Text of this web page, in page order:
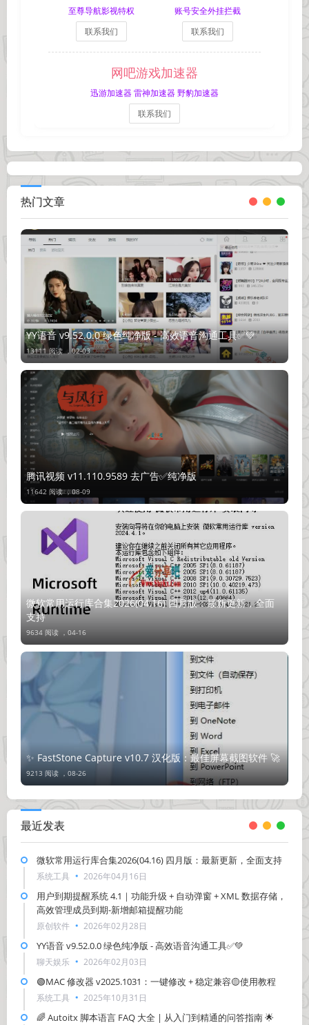
至尊导航影视特权
联系我们
账号安全外挂拦截
联系我们
网吧游戏加速器
迅游加速器 雷神加速器 野豹加速器
联系我们
热门文章
YY语音 v9.52.0.0 绿色纯净版 - 高效语音沟通工具✅💚
13111 阅读 ， 02-03
腾讯视频 v11.110.9589 去广告✅纯净版
11642 阅读 ，08-09
微软常用运行库合集2026(04.16) 四月版：最新更新，全面
支持
9634 阅读 ， 04-16
✨ FastStone Capture v10.7 汉化版：最佳屏幕截图软件 🚀
9213 阅读 ， 08-26
最近发表
微软常用运行库合集2026(04.16) 四月版：最新更新，全面支持
系统工具 2026年04月16日
用户到期提醒系统 4.1｜功能升级 + 自动弹窗 + XML 数据存储，
高效管理成员到期-新增邮箱提醒功能
原创软件 2026年02月28日
YY语音 v9.52.0.0 绿色纯净版 - 高效语音沟通工具✅💚
聊天娱乐 2026年02月03日
🟢MAC 修改器 v2025.1031：一键修改 + 稳定兼容🟡使用教程
系统工具 2025年10月31日
🌈 Autoitx 脚本语言 FAQ 大全 | 从入门到精通的问答指南 🌟